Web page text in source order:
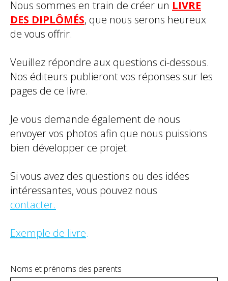
Nous sommes en train de créer un LIVRE
DES DIPLÔMÉS, que nous serons heureux
de vous offrir.
Veuillez répondre aux questions ci-dessous.
Nos éditeurs publieront vos réponses sur les
pages de ce livre.
Je vous demande également de nous
envoyer vos photos afin que nous puissions
bien développer ce projet.
Si vous avez des questions ou des idées
intéressantes, vous pouvez nous
contacter.
Exemple de livre.
Noms et prénoms des parents